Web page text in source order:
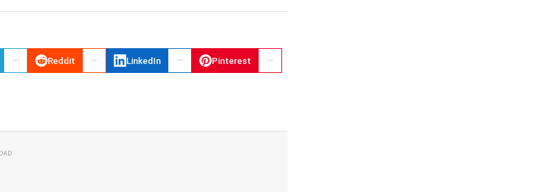
Reddit LinkedIn Pinterest